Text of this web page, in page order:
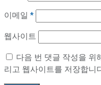
이메일 *
웹사이트
다음 번 댓글 작성을 위
리고 웹사이트를 저장합니